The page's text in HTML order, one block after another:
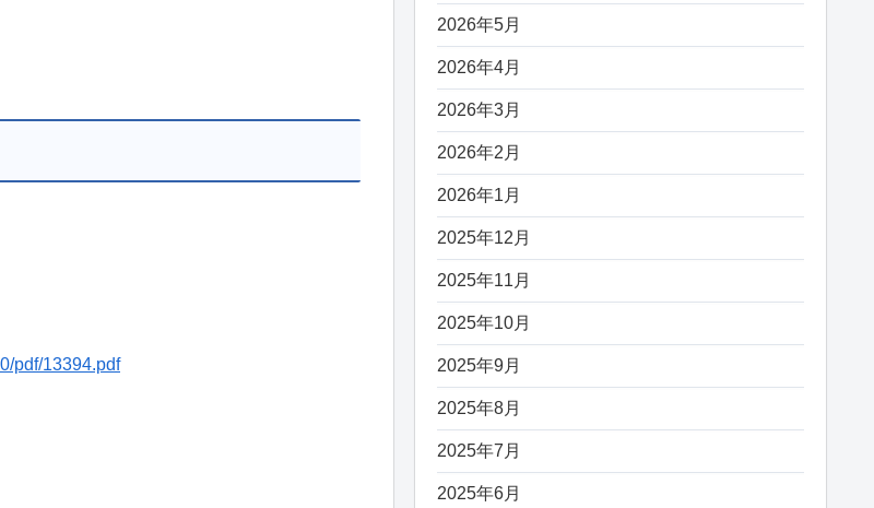
pdf/13394.pdf
2026年5月
2026年4月
2026年3月
2026年2月
2026年1月
2025年12月
2025年11月
2025年10月
2025年9月
2025年8月
2025年7月
2025年6月